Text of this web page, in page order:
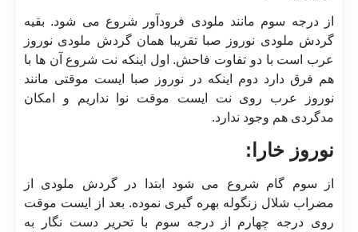
از درجه سوم مانند ملودی فرودآور شروع می شود. بقیه
گردش ملودی نوروز صبا تقریبا همان گردش ملودی نوروز
عرب است با دو تفاوت فاحش. اول اینکه نت شروع آن ها با
هم فرق دارد دوم اینکه در نوروز صبا ایست موقتی مانند
نوروز عرب روی نت ایست موقت نوا نداریم و امکان
مدگردی هم وجود ندارد.
نوروز خارا:
از سوم گام شروع می شود ابتدا در گردش ملودی از
مضراب شلال زنگوله بهره گیری نموده. بعد از ایست موقت
روی درجه چهارم از درجه سوم با تحریر دست نگار به